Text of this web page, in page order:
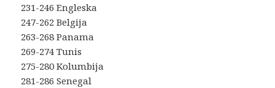
231-246 Engleska
247-262 Belgija
263-268 Panama
269-274 Tunis
275-280 Kolumbija
281-286 Senegal